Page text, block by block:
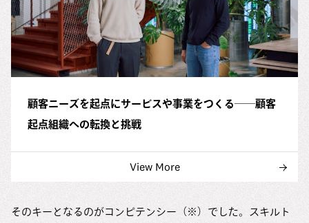
顧客ニーズを起点にサービスや事業をつくる──顧客
起点組織への転換と挑戦
View More
そのキーとなるのがコンピテンシー（※）でした。スキルト